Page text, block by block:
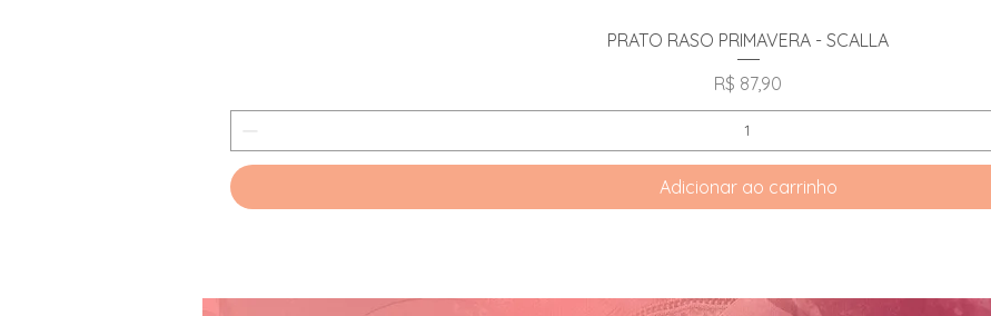
Visualização rápida
PRATO RASO PRIMAVERA - SCALLA
Preço
R$ 87,90
Adicionar ao carrinho